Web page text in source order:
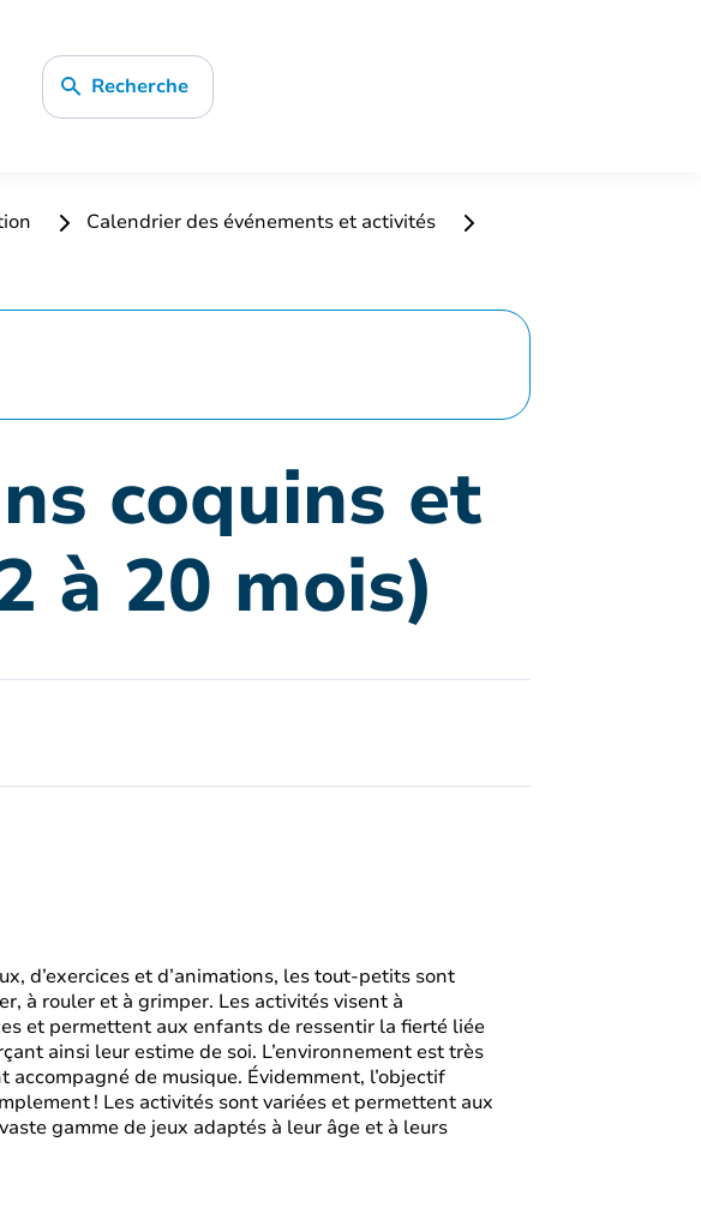
Recherche
Calendrier des événements et activités
coquins et
à 20 mois)
d’exercices et d’animations, les tout-petits sont
à rouler et à grimper. Les activités visent à
et permettent aux enfants de ressentir la fierté liée
ainsi leur estime de soi. L’environnement est très
de musique. Évidemment, l’objectif
! Les activités sont variées et permettent aux
gamme de jeux adaptés à leur âge et à leurs